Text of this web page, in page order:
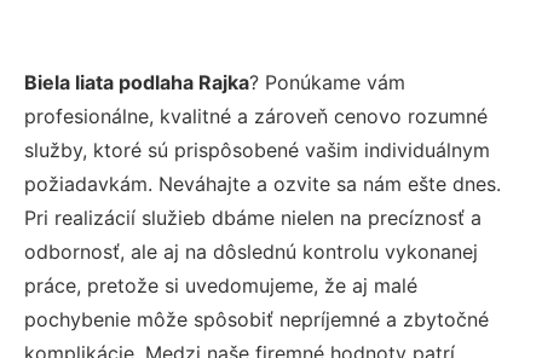
Biela liata podlaha Rajka? Ponúkame vám
profesionálne, kvalitné a zároveň cenovo rozumné
služby, ktoré sú prispôsobené vašim individuálnym
požiadavkám. Neváhajte a ozvite sa nám ešte dnes.
Pri realizácií služieb dbáme nielen na precíznosť a
odbornosť, ale aj na dôslednú kontrolu vykonanej
práce, pretože si uvedomujeme, že aj malé
pochybenie môže spôsobiť nepríjemné a zbytočné
komplikácie. Medzi naše firemné hodnoty patrí